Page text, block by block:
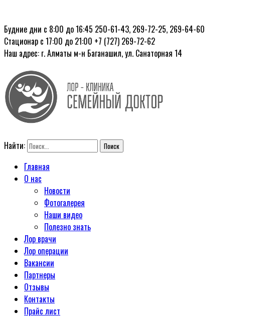
Будние дни с 8:00 до 16:45 250-61-43, 269-72-25, 269-64-60
Стационар с 17:00 до 21:00 +7 (727) 269-72-62
Наш адрес: г. Алматы м-н Баганашил, ул. Санаторная 14
Найти:
Главная
О нас
Новости
Фотогалерея
Наши видео
Полезно знать
Лор врачи
Лор операции
Вакансии
Партнеры
Отзывы
Контакты
Прайс лист